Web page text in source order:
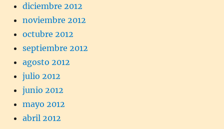
diciembre 2012
noviembre 2012
octubre 2012
septiembre 2012
agosto 2012
julio 2012
junio 2012
mayo 2012
abril 2012